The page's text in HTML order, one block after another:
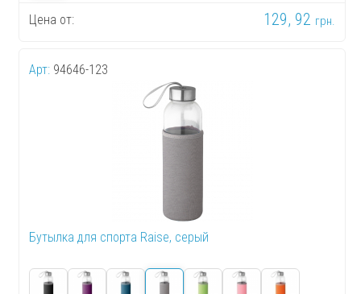
Цена от: 129, 92 грн.
Арт: 94646-123
Бутылка для спорта Raise, серый